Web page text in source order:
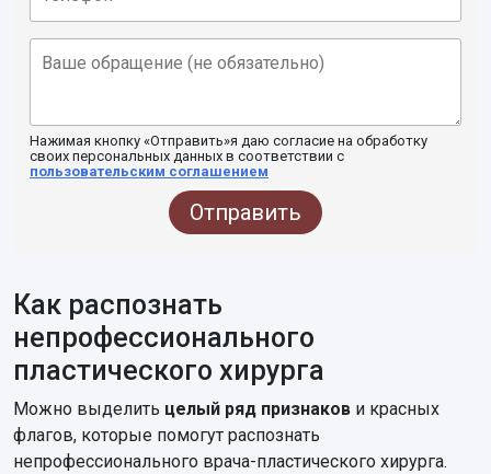
Нажимая кнопку «Отправить»я даю согласие на обработку
своих персональных данных в соответствии с
пользовательским соглашением
Отправить
Как распознать
непрофессионального
пластического хирурга
Можно выделить целый ряд признаков и красных
флагов, которые помогут распознать
непрофессионального врача-пластического хирурга.